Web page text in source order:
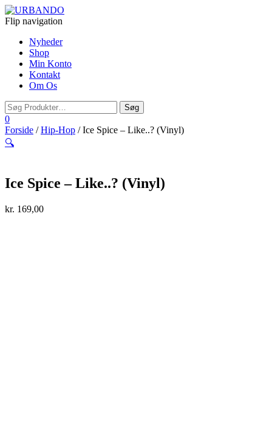
Flip navigation
Nyheder
Shop
Min Konto
Kontakt
Om Os
0
Forside /Hip-Hop / Ice Spice – Like..? (Vinyl)
🔍
Ice Spice – Like..? (Vinyl)
kr. 169,00